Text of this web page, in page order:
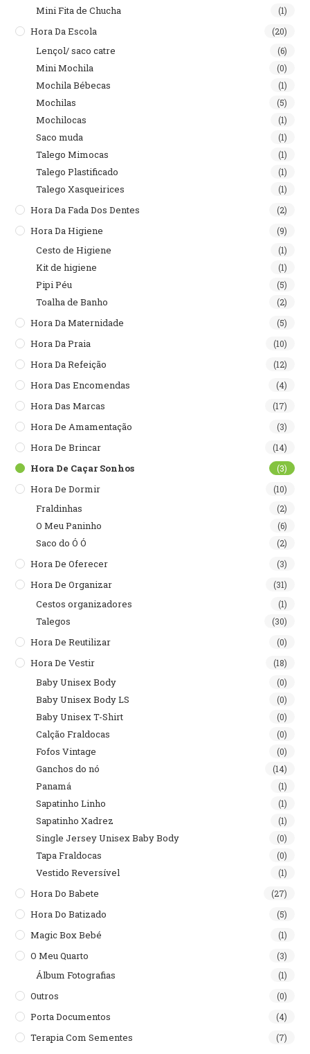
Mini Fita de Chucha (1)
Hora Da Escola (20)
Lençol/ saco catre (6)
Mini Mochila (0)
Mochila Bébecas (1)
Mochilas (5)
Mochilocas (1)
Saco muda (1)
Talego Mimocas (1)
Talego Plastificado (1)
Talego Xasqueirices (1)
Hora Da Fada Dos Dentes (2)
Hora Da Higiene (9)
Cesto de Higiene (1)
Kit de higiene (1)
Pipi Péu (5)
Toalha de Banho (2)
Hora Da Maternidade (5)
Hora Da Praia (10)
Hora Da Refeição (12)
Hora Das Encomendas (4)
Hora Das Marcas (17)
Hora De Amamentação (3)
Hora De Brincar (14)
Hora De Caçar Sonhos (3)
Hora De Dormir (10)
Fraldinhas (2)
O Meu Paninho (6)
Saco do Ó Ó (2)
Hora De Oferecer (3)
Hora De Organizar (31)
Cestos organizadores (1)
Talegos (30)
Hora De Reutilizar (0)
Hora De Vestir (18)
Baby Unisex Body (0)
Baby Unisex Body LS (0)
Baby Unisex T-Shirt (0)
Calção Fraldocas (0)
Fofos Vintage (0)
Ganchos do nó (14)
Panamá (1)
Sapatinho Linho (1)
Sapatinho Xadrez (1)
Single Jersey Unisex Baby Body (0)
Tapa Fraldocas (0)
Vestido Reversível (1)
Hora Do Babete (27)
Hora Do Batizado (5)
Magic Box Bebé (1)
O Meu Quarto (3)
Álbum Fotografias (1)
Outros (0)
Porta Documentos (4)
Terapia Com Sementes (7)